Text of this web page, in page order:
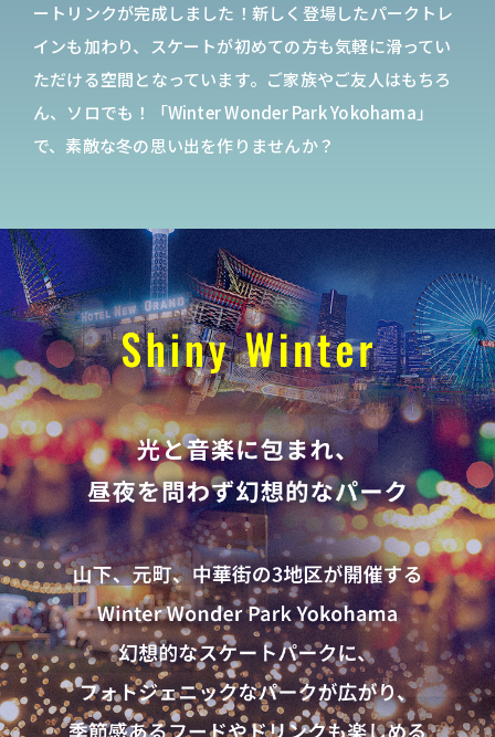
ートリンクが完成しました！新しく登場したパークトレ
インも加わり、スケートが初めての方も気軽に滑ってい
ただける空間となっています。ご家族やご友人はもちろ
ん、ソロでも！「Winter Wonder Park Yokohama」
で、素敵な冬の思い出を作りませんか？